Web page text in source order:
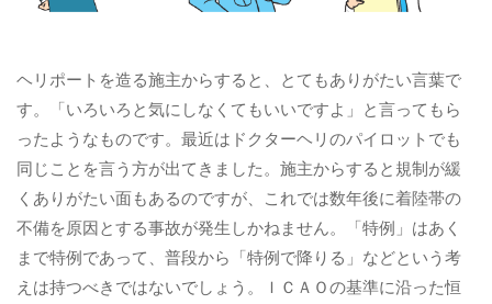
ヘリポートを造る施主からすると、とてもありがたい言葉で
す。「いろいろと気にしなくてもいいですよ」と言ってもら
ったようなものです。最近はドクターヘリのパイロットでも
同じことを言う方が出てきました。施主からすると規制が緩
くありがたい面もあるのですが、これでは数年後に着陸帯の
不備を原因とする事故が発生しかねません。「特例」はあく
まで特例であって、普段から「特例で降りる」などという考
えは持つべきではないでしょう。ＩＣＡＯの基準に沿った恒